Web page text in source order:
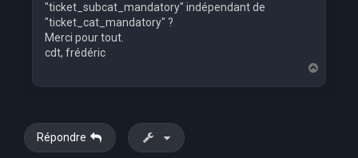
"ticket_subcat_mandatory" indépendant de
"ticket_cat_mandatory" ?
Merci pour tout.
cdt, frédéric
a
Répondre